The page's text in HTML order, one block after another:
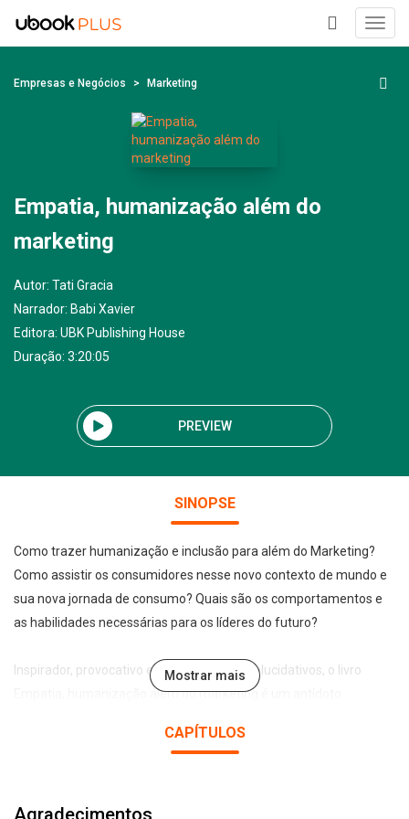
+
Empresas e Negócios Marketing
Empatia, humanização além do
marketing
Autor: Tati Gracia
Narrador: Babi Xavier
Editora: UBK Publishing House
Duração: 3:20:05
PREVIEW
SINOPSE
Como trazer humanização e inclusão para além do Marketing?
Como assistir os consumidores nesse novo contexto de mundo e
sua nova jornada de consumo? Quais são os comportamentos e
as habilidades necessárias para os líderes do futuro?
Inspirador, provocativo e repleto de cases elucidativos, o livro
Empatia, humanização além do marketing é um antídoto
uma proposta eficaz para ressignificar todas as áreas de uma
Comportamento de Consumo e Empatia, a obra destaca como a
Mostrar mais
CAPÍTULOS
Agradecimentos